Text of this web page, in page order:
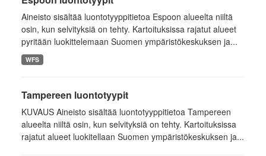
Aineisto sisältää luontotyyppitietoa Espoon alueelta niiltä
osin, kun selvityksiä on tehty. Kartoituksissa rajatut alueet
pyritään luokittelemaan Suomen ympäristökeskuksen ja...
WFS
Tampereen luontotyypit
KUVAUS Aineisto sisältää luontotyyppitietoa Tampereen
alueelta niiltä osin, kun selvityksiä on tehty. Kartoituksissa
rajatut alueet luokitellaan Suomen ympäristökeskuksen ja...